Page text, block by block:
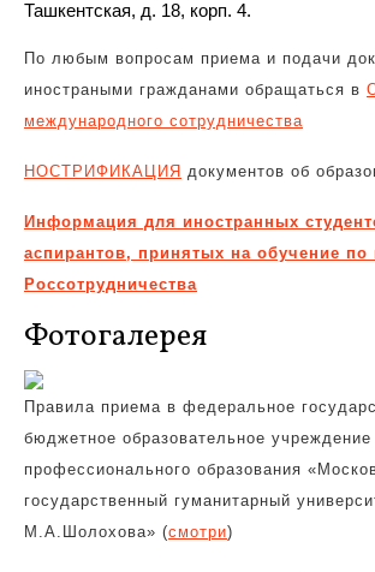
Ташкентская, д. 18, корп. 4.
По любым вопросам приема и подачи
иностраными гражданами обращаться в
международного сотрудничества
НОСТРИФИКАЦИЯ документов об
Информация для иностранных
аспирантов, принятых на обучение по
Россотрудничества
Фотогалерея
Правила приема в федеральное
бюджетное образовательное
профессионального образования
государственный гуманитарный
М.А.Шолохова» (смотри)